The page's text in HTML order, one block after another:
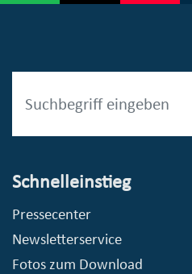
Schnelleinstieg
Pressecenter
Newsletterservice
Fotos zum Download